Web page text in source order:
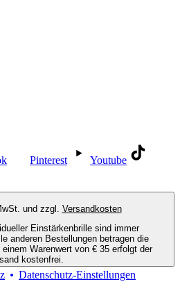
Pinterest Youtube
und zzgl. Versandkosten
Einstärkenbrille sind immer
anderen Bestellungen betragen die
Warenwert von € 35 erfolgt der
kostenfrei.
Datenschutz-Einstellungen